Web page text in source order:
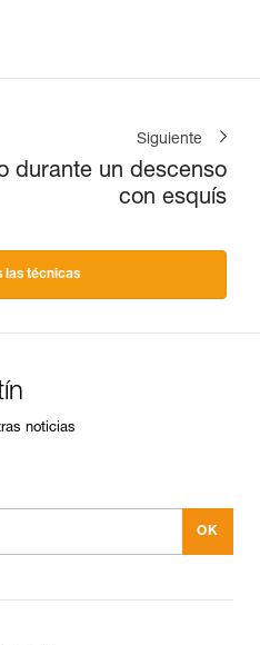
Siguiente
durante un descenso
con esquís
las técnicas
noticias